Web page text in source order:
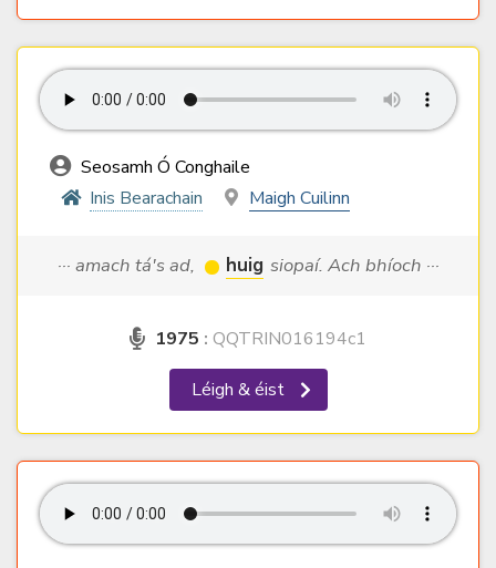
Seosamh Ó Conghaile
Inis Bearachain
Maigh Cuilinn
··· amach tá's ad, huig siopaí. Ach bhíoch ···
1975 : QQTRIN016194c1
Léigh & éist